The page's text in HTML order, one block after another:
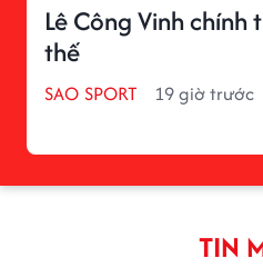
Lê Công Vinh
thế
SAO SPORT 19 giờ trước
TIN